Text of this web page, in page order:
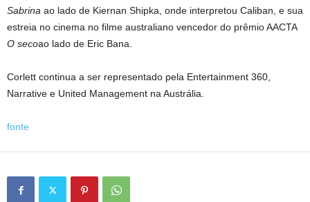
Sabrina ao lado de Kiernan Shipka, onde interpretou Caliban, e sua
estreia no cinema no filme australiano vencedor do prêmio AACTA
O secoao lado de Eric Bana.
Corlett continua a ser representado pela Entertainment 360,
Narrative e United Management na Austrália.
fonte